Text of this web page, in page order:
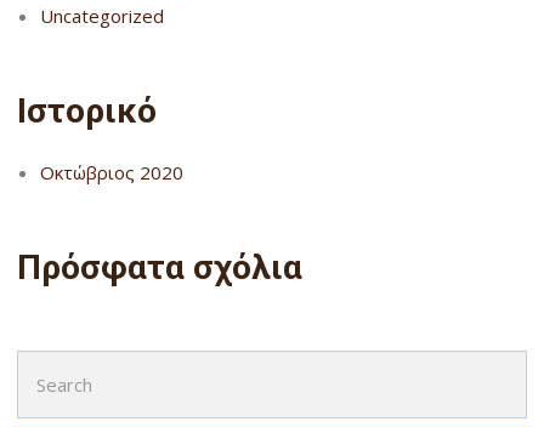
Uncategorized
Ιστορικό
Οκτώβριος 2020
Πρόσφατα σχόλια
for: